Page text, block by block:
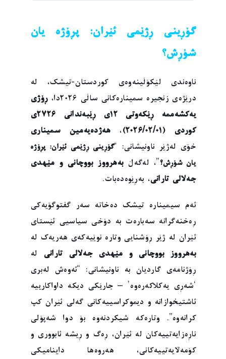
گۆڕینی ڕژێمی ئێران: پڕۆژە یان
شۆڕش؟
ناوەندی لێکۆڵینەوەی کوردستان-تیشک، لە
درێژەی زنجیرە سمینارەکانی ساڵی ٢٠٢٦دا،
ڕۆژی
یەکشەممە ڕێکەوتی ١٢ی ڕێبەندانی ٢٧٢٦ی
کوردی (٢٠٢٦/٠٢/٠١)
،هەژدەیەمین سمیناری
خۆی لەژێر ناونیشانی: “گۆڕینی ڕژێمی ئێران: پڕۆژە
یان شۆڕش؟”، لەگەڵبەهرووز بووچانی و مێهدی
جەلالی تارانی، بەڕێوەدەبات.
ئەم سیمینارە تیشک دەخاتە سەر گفتوگۆیەکی
ڕەخنەگرانە سەبارەت بە دۆخی سیاسیی ئێستای
ئێران لە ژێر ڕۆشنایی وتارە نوێیەکەی هەریەک لە
بەهرووز بووچانی و مێهدی جەلالی تارانی لە
ڕۆژنامەی گاردیان بە ناونیشانی: “ئەوەش لەبری
‘شەڕی یەکلاکەرەوە’ – جارێکی دیکە داواکارییە
ئاشتیخوازانە و دیموکراسییەکانی گەلی ئێران کپ
کرانەوە”. وتارەکە شیکردنەوە بۆ دوا شەپۆلی
ناڕەزایەتییەکان لە ئێران، ڕەگ و ڕیشە ئابووری و
کۆمەڵایەتییەکانی، هەروەها داینامیکی